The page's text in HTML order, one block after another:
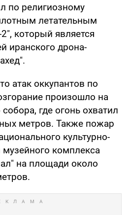
по религиозному
летательным
который является
иранского дрона-
атак оккупантов по
произошло на
где огонь охватил
метров. Также пожар
культурно-
музейного комплекса
на площади около